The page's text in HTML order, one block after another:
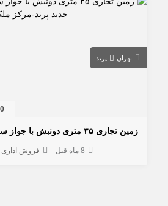
114
پرند
4,200,000,000
تجاری ۳۵ متری دونبش با جواز ساخت سه‌طبقه
فروش اداری و تجاری